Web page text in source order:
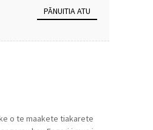
PĀNUITIA ATU
o te maakete tiakarete